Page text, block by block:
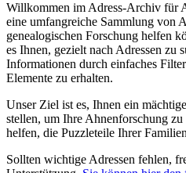
Willkommen im Adress-Archiv für
eine umfangreiche Sammlung von
genealogischen Forschung helfen
es Ihnen, gezielt nach Adressen zu
Informationen durch einfaches
Elemente zu erhalten.
Unser Ziel ist es, Ihnen ein
stellen, um Ihre Ahnenforschung
helfen, die Puzzleteile Ihrer
Sollten wichtige Adressen fehlen,